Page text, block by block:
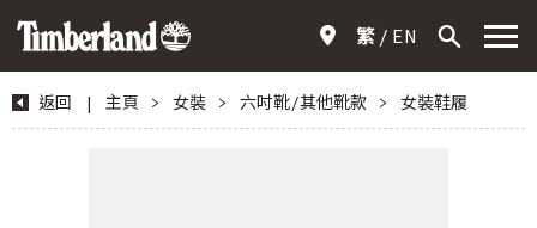
繁 EN
返回 | 主頁 > 女裝 > 六吋靴/其他靴款 > 女裝鞋履